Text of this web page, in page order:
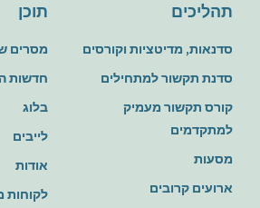
תהליכים
סדנאות, מדיטציות וקורסים
סדנת תקשור למתחילים
קורס תקשור מעמיק
למתקדמים
מסעות
ארועים קרובים
תוכן
מסרים
חדשות
בלוג
לייבים
אודות
לקוחות